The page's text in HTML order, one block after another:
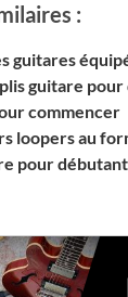
:
guitares
guitare pour
commencer
loopers au
pour